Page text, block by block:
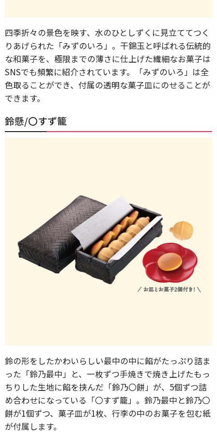
四季折々の景色を映す、水のひとしずくに見立ててつく
りあげられた「みずのいろ」。干錦玉と呼ばれる伝統的
な和菓子を、極限までの薄さに仕上げた繊細なお菓子は
SNSでも頻繁に紹介されています。「みずのいろ」は全
色取ることができ、付属の透明な菓子皿にのせることが
できます。
鈴懸/〇すず籠
鈴の形をしたかわいらしい最中の中に餡がたっぷり詰ま
った「鈴乃最中」と、一枚ずつ手焼きで焼き上げたもっ
ちりした生地に餡を挟んだ「鈴乃〇餅」が、5個ずつ詰
め合わせになっている「〇すず籠」。鈴乃最中と鈴乃〇
餅が1個ずつ、菓子皿が1枚、行李の中のお菓子を包む紙
が付属します。